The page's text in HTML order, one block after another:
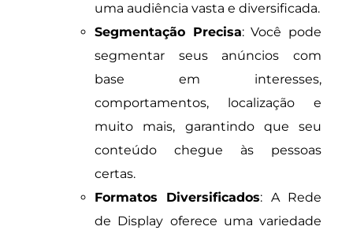
uma audiência vasta e diversificada.
Segmentação Precisa: Você pode
segmentar seus anúncios com
base em interesses,
comportamentos, localização e
muito mais, garantindo que seu
conteúdo chegue às pessoas
certas.
Formatos Diversificados: A Rede
de Display oferece uma variedade